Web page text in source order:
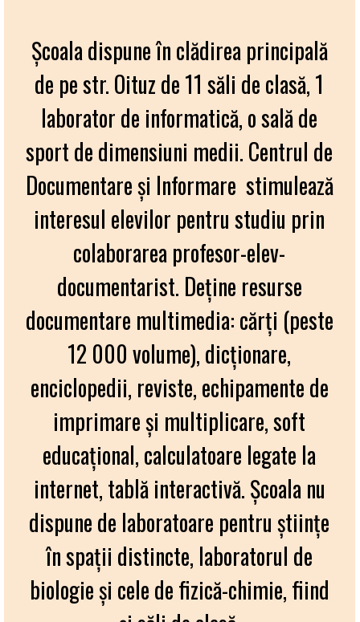
Şcoala dispune în clădirea principală
de pe str. Oituz de 11 săli de clasă, 1
laborator de informatică, o sală de
sport de dimensiuni medii. Centrul de
Documentare şi Informare stimulează
interesul elevilor pentru studiu prin
colaborarea profesor-elev-
documentarist. Deţine resurse
documentare multimedia: cărţi (peste
12 000 volume), dicţionare,
enciclopedii, reviste, echipamente de
imprimare şi multiplicare, soft
educaţional, calculatoare legate la
internet, tablă interactivă. Școala nu
dispune de laboratoare pentru științe
în spații distincte, laboratorul de
biologie și cele de fizică-chimie, fiind